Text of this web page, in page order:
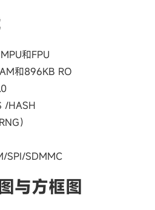
和FPU
和896KB RO
/HASH
）
SPI/SDMMC
与方框图